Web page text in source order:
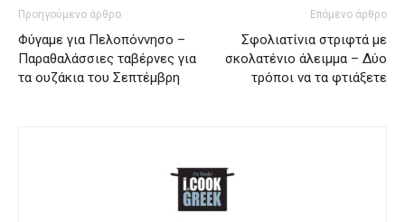
Προηγούμενο άρθρο
Φύγαμε για Πελοπόννησο –
Παραθαλάσσιες ταβέρνες για
τα ουζάκια του Σεπτέμβρη
Επόμενο άρθρο
Σφολιατίνια στριφτά με
σκολατένιο άλειμμα – Δύο
τρόποι να τα φτιάξετε